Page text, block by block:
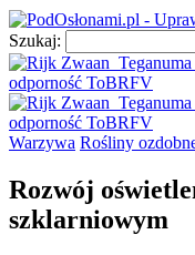
Szukaj:
Warzywa Rośliny
Rozwój
szklarniowym